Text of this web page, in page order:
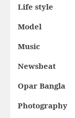
Life style
Model
Music
Newsbeat
Opar Bangla
Photography